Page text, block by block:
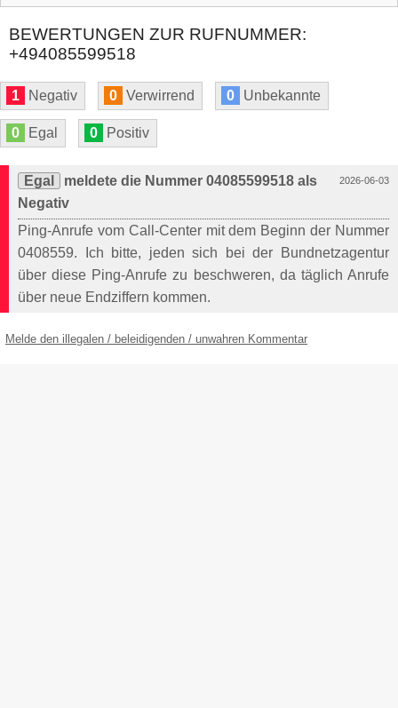
BEWERTUNGEN ZUR RUFNUMMER:
+494085599518
1 Negativ 0 Verwirrend 0 Unbekannte
0 Egal 0 Positiv
2026-06-03
Egal
meldete die Nummer 04085599518 als
Negativ
Ping-Anrufe vom Call-Center mit dem Beginn der Nummer
0408559. Ich bitte, jeden sich bei der Bundnetzagentur
über diese Ping-Anrufe zu beschweren, da täglich Anrufe
über neue Endziffern kommen.
Melde den illegalen / beleidigenden / unwahren Kommentar